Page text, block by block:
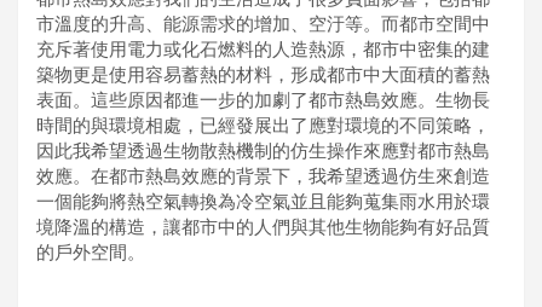
市溫度的升高、能源需求的增加、空汙等。而都市空間中
充斥著使用電力或化石燃料的人造熱源，都市中密集的建
築物更是使用容易蓄熱的材料，形成都市中大面積的蓄熱
表面。這些原因都進一步的加劇了都市熱島效應。生物長
時間的與環境相處，已經發展出了應對環境的不同策略，
因此我希望透過生物散熱機制的仿生操作來應對都市熱島
效應。在都市熱島效應的背景下，我希望透過仿生來創造
一個能夠將熱空氣轉換為冷空氣並且能夠蒐集雨水用於環
境降溫的構造，讓都市中的人們與其他生物能夠有好品質
的戶外空間。